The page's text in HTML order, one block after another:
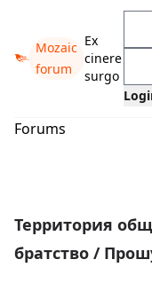
Mozaic
forum
Ex
cinere
surgo
Forums
Территория
братство /